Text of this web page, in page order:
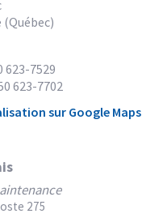
623-7529
623-7702
sur Google Maps
275